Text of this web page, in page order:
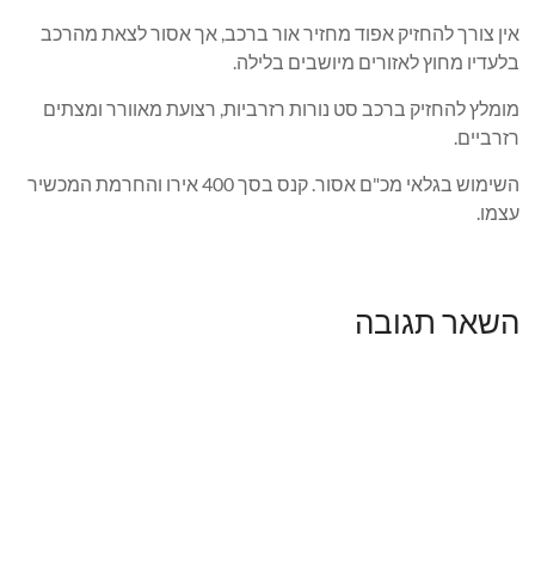
אין צורך להחזיק אפוד מחזיר אור ברכב, אך אסור לצאת מהרכב
בלעדיו מחוץ לאזורים מיושבים בלילה.
מומלץ להחזיק ברכב סט נורות רזרביות, רצועת מאוורר ומצתים
רזרביים.
השימוש בגלאי מכ"ם אסור. קנס בסך 400 אירו והחרמת המכשיר
עצמו.
השאר תגובה